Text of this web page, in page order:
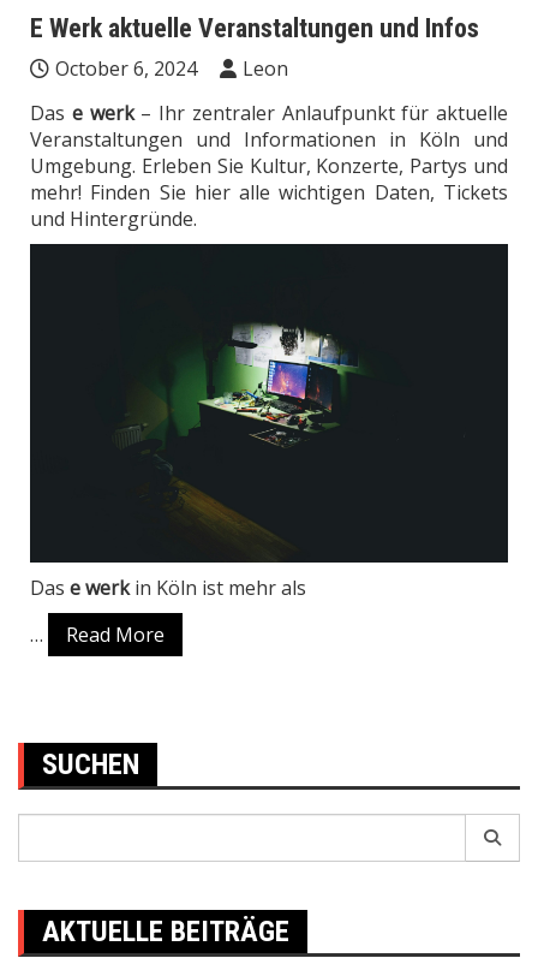
E Werk aktuelle Veranstaltungen und Infos
October 6, 2024
Leon
Das e werk– Ihr zentraler Anlaufpunkt für aktuelle
Veranstaltungen und Informationen in Köln und
Umgebung. Erleben Sie Kultur, Konzerte, Partys und
mehr! Finden Sie hier alle wichtigen Daten, Tickets
und Hintergründe.
Das e werkin Köln ist mehr als
…
Read More
SUCHEN
AKTUELLE BEITRÄGE